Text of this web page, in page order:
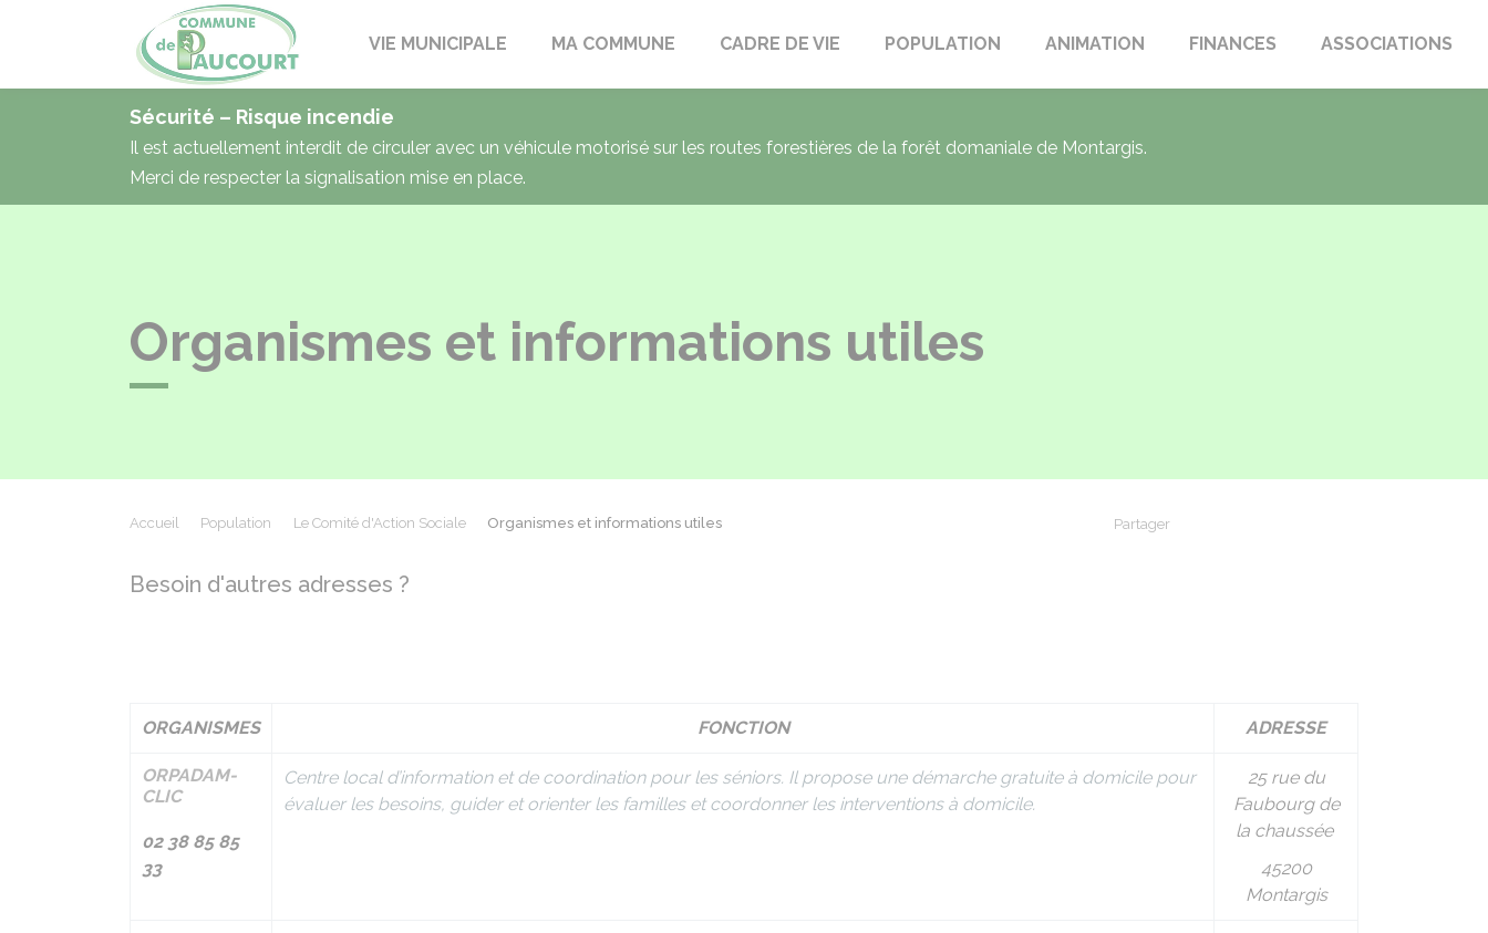
PaucourtVIE MUNICIPALE MA COMMUNE CADRE DE VIE POPULATION ANIMATION FINANCES ASSOCIATIONS
Sécurité – Risque incendie
Il est actuellement interdit de circuler avec un véhicule motorisé sur les routes forestières de la forêt domaniale de Montargis.
Merci de respecter la signalisation mise en place.
Organismes et informations utiles
Accueil Population Le Comité d'Action Sociale Organismes et informations utiles Partager
Besoin d'autres adresses ?
ORGANISMES FONCTION ADRESSE
ORPADAM-
CLIC
02 38 85 85
33
Centre local d’information et de coordination pour les séniors. Il propose une démarche gratuite à domicile pour
évaluer les besoins, guider et orienter les familles et coordonner les interventions à domicile.
25 rue du
Faubourg de
la chaussée
45200
Montargis